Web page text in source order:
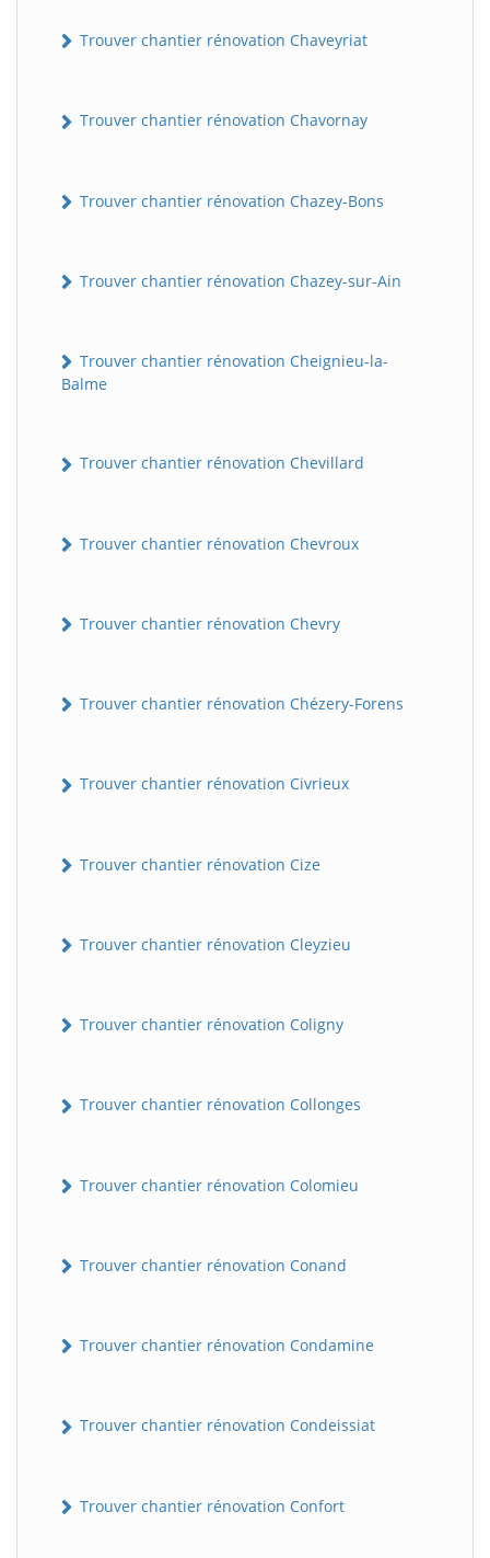
Trouver chantier rénovation Chaveyriat
Trouver chantier rénovation Chavornay
Trouver chantier rénovation Chazey-Bons
Trouver chantier rénovation Chazey-sur-Ain
Trouver chantier rénovation Cheignieu-la-
Balme
Trouver chantier rénovation Chevillard
Trouver chantier rénovation Chevroux
Trouver chantier rénovation Chevry
Trouver chantier rénovation Chézery-Forens
Trouver chantier rénovation Civrieux
Trouver chantier rénovation Cize
Trouver chantier rénovation Cleyzieu
Trouver chantier rénovation Coligny
Trouver chantier rénovation Collonges
Trouver chantier rénovation Colomieu
Trouver chantier rénovation Conand
Trouver chantier rénovation Condamine
Trouver chantier rénovation Condeissiat
Trouver chantier rénovation Confort
B Assistant en ligne